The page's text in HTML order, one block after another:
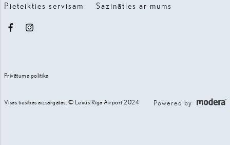
Pieteikties servisam Sazināties ar mums
Facebook
Visas tiesības aizsargātas. © Lexus Rīga Airport 2024
Privātuma politika
Powered by